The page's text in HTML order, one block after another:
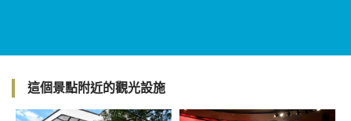
這個景點附近的觀光設施